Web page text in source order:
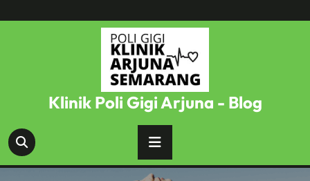
to
Klinik Poli Gigi Arjuna - Blog